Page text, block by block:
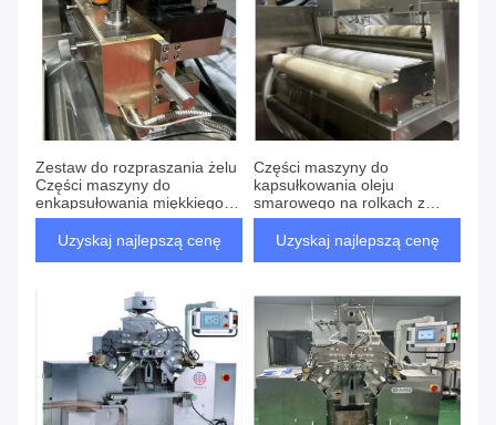
Zestaw do rozpraszania żelu
Części maszyny do
enkapsułowania miękkiego
żelu
Uzyskaj najlepszą cenę
Części maszyny do
kapsułkowania oleju
smarowego na rolkach z
płynem miękkim
Uzyskaj najlepszą cenę